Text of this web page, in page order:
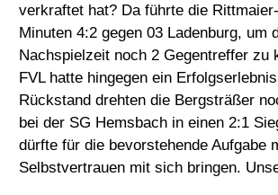
verkraftet hat? Da führte die
Minuten 4:2 gegen 03 Ladenburg, um
Nachspielzeit noch 2 Gegentreffer zu
FVL hatte hingegen ein
Rückstand drehten die Bergsträßer
bei der SG Hemsbach in einen 2:1
dürfte für die bevorstehende Aufgabe
Selbstvertrauen mit sich bringen.